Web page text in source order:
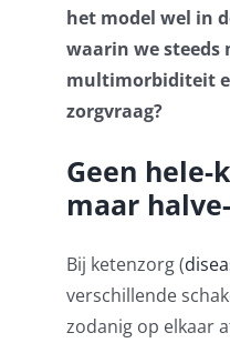
het model wel in
waarin we steeds
multimorbiditeit
zorgvraag?
Geen hele-
maar
Bij ketenzorg (
verschillende
zodanig op elkaar